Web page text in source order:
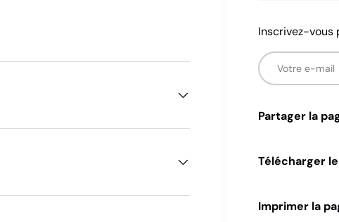
Inscrivez-vous
E-mail
Partager la
Télécharger le
Imprimer la